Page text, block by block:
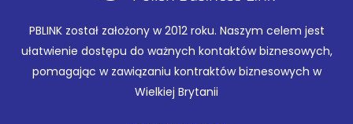
PBLINK został założony w 2012 roku. Naszym celem jest
ułatwienie dostępu do ważnych kontaktów biznesowych,
pomagając w zawiązaniu kontraktów biznesowych w
Wielkiej Brytanii